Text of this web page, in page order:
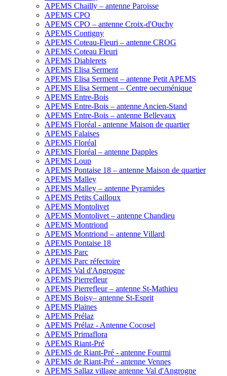
APEMS Chailly – antenne Paroisse
APEMS CPO
APEMS CPO – antenne Croix-d'Ouchy
APEMS Contigny
APEMS Coteau-Fleuri – antenne CROG
APEMS Coteau Fleuri
APEMS Diablerets
APEMS Elisa Serment
APEMS Elisa Serment – antenne Petit APEMS
APEMS Elisa Serment – Centre oecuménique
APEMS Entre-Bois
APEMS Entre-Bois – antenne Ancien-Stand
APEMS Entre-Bois – antenne Bellevaux
APEMS Floréal - antenne Maison de quartier
APEMS Falaises
APEMS Floréal
APEMS Floréal – antenne Dapples
APEMS Loup
APEMS Pontaise 18 – antenne Maison de quartier
APEMS Malley
APEMS Malley – antenne Pyramides
APEMS Petits Cailloux
APEMS Montolivet
APEMS Montolivet – antenne Chandieu
APEMS Montriond
APEMS Montriond – antenne Villard
APEMS Pontaise 18
APEMS Parc
APEMS Parc réfectoire
APEMS Val d'Angrogne
APEMS Pierrefleur
APEMS Pierrefleur – antenne St-Mathieu
APEMS Boisy– antenne St-Esprit
APEMS Plaines
APEMS Prélaz
APEMS Prélaz - Antenne Cocosel
APEMS Primaflora
APEMS Riant-Pré
APEMS de Riant-Pré - antenne Fourmi
APEMS de Riant-Pré - antenne Vennes
APEMS Sallaz village antenne Val d'Angrogne